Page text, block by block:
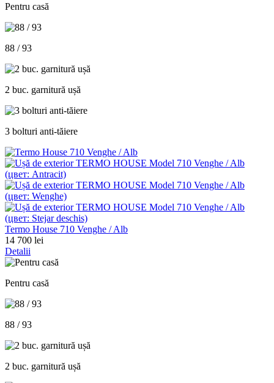
Pentru casă
88 / 93
2 buc. garnitură ușă
3 bolturi anti-tăiere
Termo House 710 Venghe / Alb
14 700 lei
Detalii
Pentru casă
88 / 93
2 buc. garnitură ușă